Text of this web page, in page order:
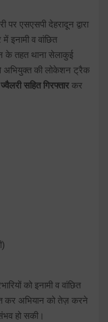
एसएसपी देहरादून द्वारा
इनामी व वांछित
के तहत थाना सेलाकुई
अभियुक्त की लोकेशन ट्रैक
सहित गिरफ्तार कर
को इनामी व वांछित
कर अभियान को तेज़ करने
हो सकी।